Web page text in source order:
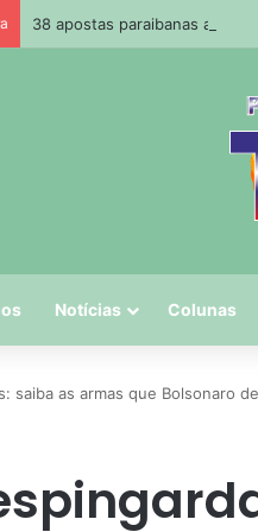
38 apostas paraibanas
Notícias Colunas
saiba as armas que Bolsonaro